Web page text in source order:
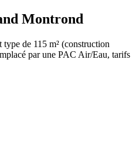
Montrond
type de 115 m² (construction
par une PAC Air/Eau, tarifs